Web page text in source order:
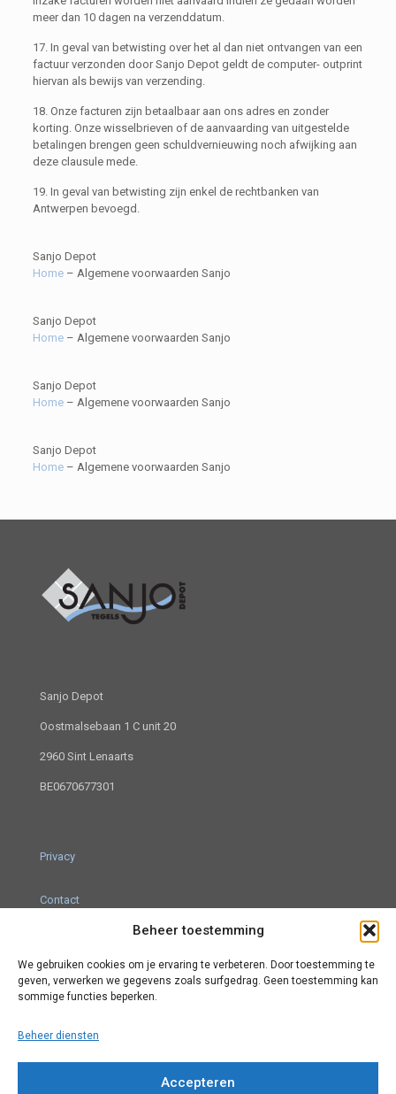
Beheer toestemming
We gebruiken cookies om je ervaring te verbeteren. Door toestemming te
geven, verwerken we gegevens zoals surfgedrag. Geen toestemming kan
sommige functies beperken.
Beheer diensten
Accepteren
meer dan 10 dagen na verzenddatum.
17. In geval van betwisting over het al dan niet ontvangen van een
factuur verzonden door Sanjo Depot geldt de computer- outprint
hiervan als bewijs van verzending.
18. Onze facturen zijn betaalbaar aan ons adres en zonder
korting. Onze wisselbrieven of de aanvaarding van uitgestelde
betalingen brengen geen schuldvernieuwing noch afwijking aan
deze clausule mede.
19. In geval van betwisting zijn enkel de rechtbanken van
Antwerpen bevoegd.
Sanjo Depot
Home– Algemene voorwaarden Sanjo
Sanjo Depot
Home– Algemene voorwaarden Sanjo
Sanjo Depot
Home– Algemene voorwaarden Sanjo
Sanjo Depot
Home– Algemene voorwaarden Sanjo
Sanjo Depot
Oostmalsebaan 1 C unit 20
2960 Sint Lenaarts
BE0670677301
Privacy
Contact
Algemene voorwaarden